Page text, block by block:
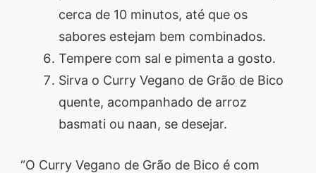
cerca de 10 minutos, até que os
sabores estejam bem combinados.
Tempere com sal e pimenta a gosto.
Sirva o Curry Vegano de Grão de Bico
quente, acompanhado de arroz
basmati ou naan, se desejar.
“O Curry Vegano de Grão de Bico é com